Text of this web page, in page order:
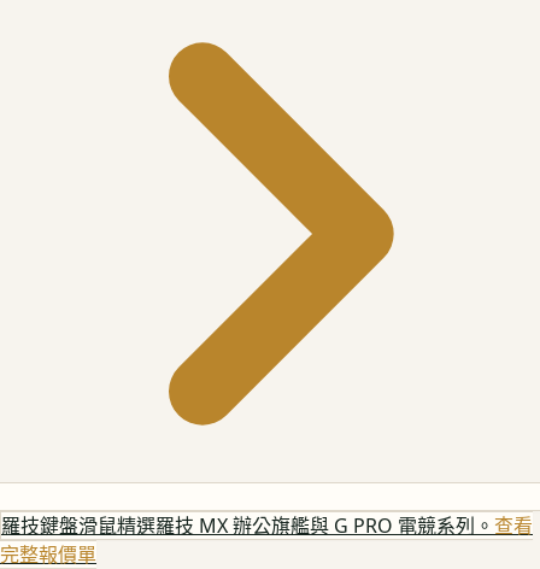
羅技鍵盤滑鼠精選羅技 MX 辦公旗艦與 G PRO 電競系列。 查看
完整報價單